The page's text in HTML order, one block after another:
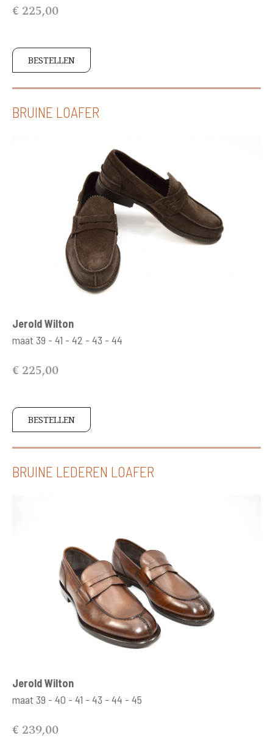
€ 225,00
BESTELLEN
BRUINE LOAFER
Jerold Wilton
maat 39 - 41 - 42 - 43 - 44
€ 225,00
BESTELLEN
BRUINE LEDEREN LOAFER
Jerold Wilton
maat 39 - 40 - 41 - 43 - 44 - 45
€ 239,00